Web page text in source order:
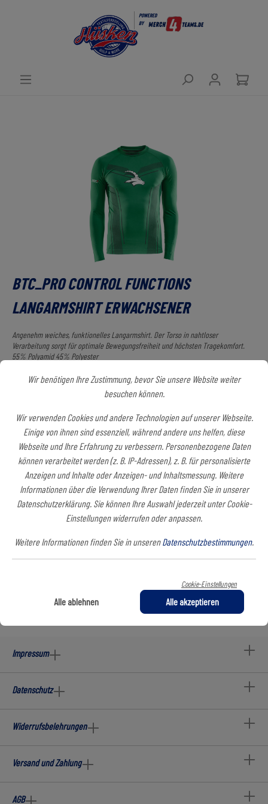
POWERED
BY
BTC_PRO CONTROL FUNCTIONS
LANGARMSHIRT ERWACHSENER
Angenehm weiches, funktionelles Langarmshirt. Der Torso in nahtloser
Verarbeitung sorgt für optimale Bewegungsfreiheit und höchsten Tragekomfort.
55% Polyamid 45% Polyester
Art.-Nr.: BTC_1906729M.1
24,00 €*
Preise inkl. MwSt. zzgl. Versandkosten
Sofort verfügbar, Lieferzeit: ca. 14-18 Tage
Textilien Erwachsene
XS
S M L XL XXL
Impressum
Datenschutz
Widerrufsbelehrungen
Versand und Zahlung
AGB
Wir benötigen Ihre Zustimmung, bevor Sie unsere Website weiter
besuchen können.
Wir verwenden Cookies und andere Technologien auf unserer Webseite.
Einige von ihnen sind essenziell, während andere uns helfen, diese
Webseite und Ihre Erfahrung zu verbessern. Personenbezogene Daten
können verarbeitet werden (z. B. IP-Adressen), z. B. für personalisierte
Anzeigen und Inhalte oder Anzeigen- und Inhaltsmessung. Weitere
Informationen über die Verwendung Ihrer Daten finden Sie in unserer
Datenschutzerklärung. Sie können Ihre Auswahl jederzeit unter Cookie-
Einstellungen widerrufen oder anpassen.
Weitere Informationen finden Sie in unserenDatenschutzbestimmungen.
Cookie-Einstellungen
Alle ablehnen Alle akzeptieren